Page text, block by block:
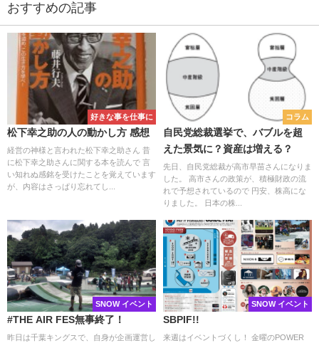
おすすめの記事
好きな事を仕事に
松下幸之助の人の動かし方 感想
経営の神様と言われた松下幸之助さん 昔
に松下幸之助さんに関する本を読んで 言
い知れぬ感銘を受けたことを覚えています
が、内容はさっぱり忘れてし...
コラム
自民党総裁選挙で、バブルを超
えた景気に？資産は増える？
先日、自民党総裁が高市早苗さんになりま
した。 高市さんの政策が、積極財政の流
れで予想されているので 円安、株高にな
りました。 日本の株...
SNOW イベント
#THE AIR FES無事終了！
昨日は千葉キングスで、自身が企画運営し
SNOW イベント
SBPIF!!
来週はイベントづくし！ 金曜のPOWER